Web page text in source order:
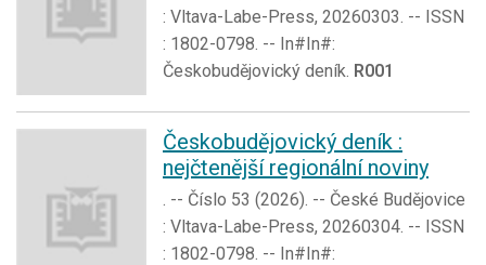
: Vltava-Labe-Press, 20260303. -- ISSN
: 1802-0798. -- In#In#:
Českobudějovický deník. R001
Českobudějovický deník :
nejčtenější regionální noviny
. -- Číslo 53 (2026). -- České Budějovice
: Vltava-Labe-Press, 20260304. -- ISSN
: 1802-0798. -- In#In#: